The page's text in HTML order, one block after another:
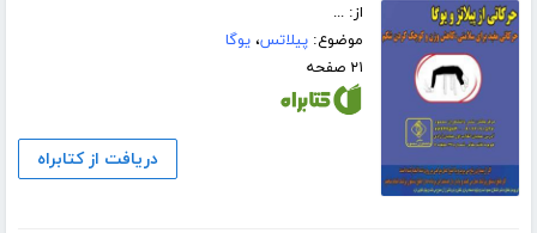
از: ...
موضوع:پیلاتس،یوگا
۲۱ صفحه
دریافت از کتابراه